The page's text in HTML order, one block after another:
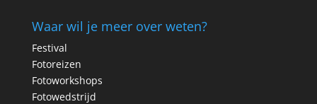
Waar wil je meer over weten?
Festival
Fotoreizen
Fotoworkshops
Fotowedstrijd